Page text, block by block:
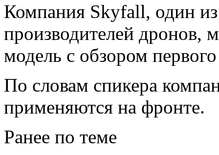
Компания Skyfall, один
производителей дронов,
модель с обзором
По словам спикера
применяются на фронте.
Ранее по теме